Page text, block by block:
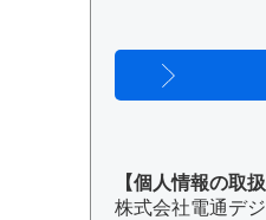
【個人情報の取
株式会社電通デ